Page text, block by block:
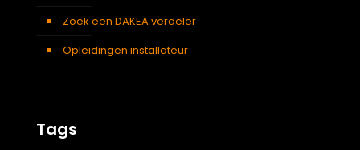
Zoek een DAKEA verdeler
Opleidingen installateur
Tags